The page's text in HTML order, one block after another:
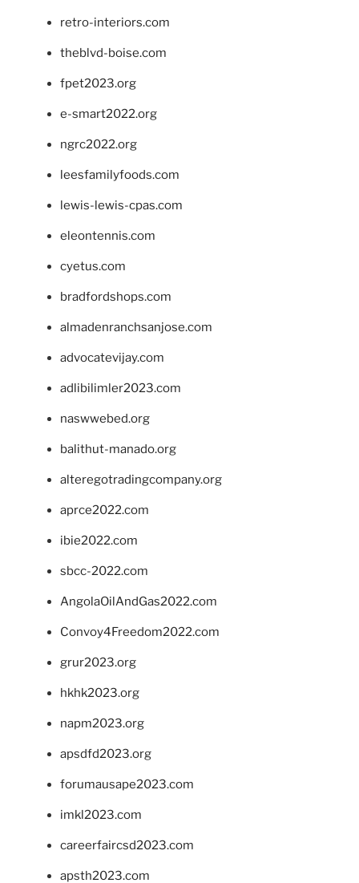
retro-interiors.com
theblvd-boise.com
fpet2023.org
e-smart2022.org
ngrc2022.org
leesfamilyfoods.com
lewis-lewis-cpas.com
eleontennis.com
cyetus.com
bradfordshops.com
almadenranchsanjose.com
advocatevijay.com
adlibilimler2023.com
naswwebed.org
balithut-manado.org
alteregotradingcompany.org
aprce2022.com
ibie2022.com
sbcc-2022.com
AngolaOilAndGas2022.com
Convoy4Freedom2022.com
grur2023.org
hkhk2023.org
napm2023.org
apsdfd2023.org
forumausape2023.com
imkl2023.com
careerfaircsd2023.com
apsth2023.com